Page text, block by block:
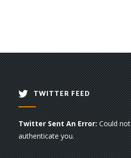
TWITTER FEED
Twitter Sent An Error:Could not
authenticate you.